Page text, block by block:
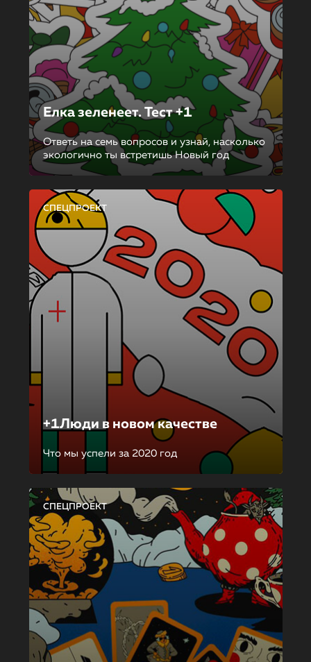
Елка зеленеет. Тест +1
Ответь на семь вопросов и узнай, насколько
экологично ты встретишь Новый год
СПЕЦПРОЕКТ
+1Люди в новом качестве
Что мы успели за 2020 год
СПЕЦПРОЕКТ